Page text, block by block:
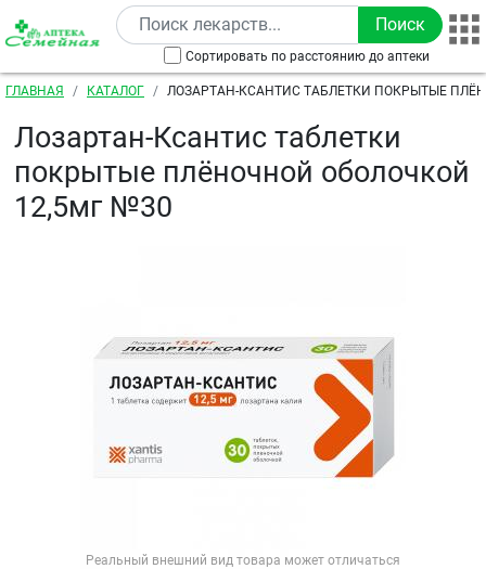
Перейти к основному содержанию
Сортировать по расстоянию до аптеки
Строка навигации
ГЛАВНАЯ КАТАЛОГ
ЛОЗАРТАН-КСАНТИС ТАБЛЕТКИ ПОКРЫТЫЕ
Лозартан-Ксантис таблетки
покрытые плёночной оболочкой
12,5мг №30
Реальный внешний вид товара может отличаться